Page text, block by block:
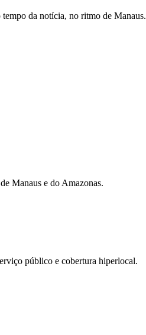
tempo da notícia, no ritmo de Manaus.
Manaus e do Amazonas.
público e cobertura hiperlocal.